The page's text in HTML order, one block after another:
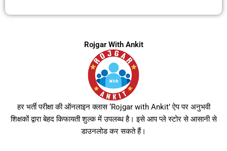
Rojgar With Ankit
हर भर्ती परीक्षा की ऑनलाइन क्लास ‘Rojgar with Ankit’ ऐप पर अनुभवी
शिक्षकों द्वारा बेहद किफायती शुल्क में उपलब्ध है। इसे आप प्ले स्टोर से आसानी से
डाउनलोड कर सकते हैं।